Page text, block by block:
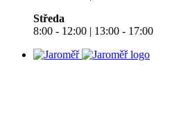
Středa
8:00 - 12:00 | 13:00 - 17:00